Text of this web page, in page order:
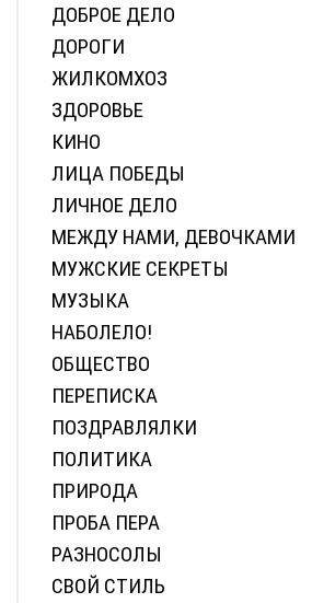
ДОБРОЕ ДЕЛО
ДОРОГИ
ЖИЛКОМХОЗ
ЗДОРОВЬЕ
КИНО
ЛИЦА ПОБЕДЫ
ЛИЧНОЕ ДЕЛО
МЕЖДУ НАМИ, ДЕВОЧКАМИ
МУЖСКИЕ СЕКРЕТЫ
МУЗЫКА
НАБОЛЕЛО!
ОБЩЕСТВО
ПЕРЕПИСКА
ПОЗДРАВЛЯЛКИ
ПОЛИТИКА
ПРИРОДА
ПРОБА ПЕРА
РАЗНОСОЛЫ
СВОЙ СТИЛЬ